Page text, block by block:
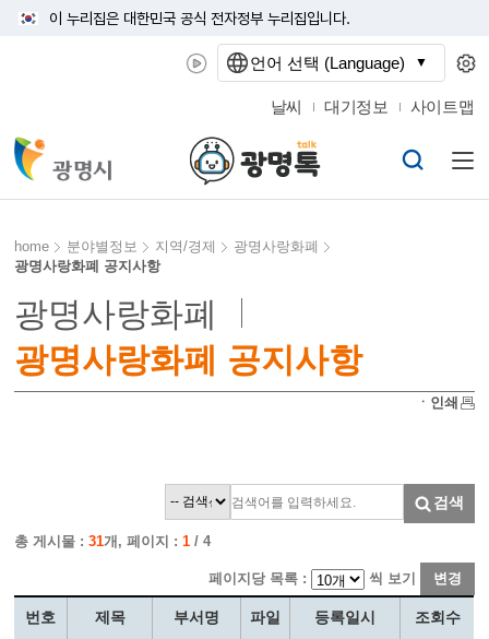
이 누리집은 대한민국 공식 전자정부 누리집입니다.
날씨 대기정보 사이트맵
home 분야별정보 지역/경제
광명사랑화폐
광명사랑화폐 공지사항
광명사랑화폐
광명사랑화폐 공지사항
ㆍ인쇄
검색
총 게시물 :31개, 페이지 :1 / 4
페이지당 목록 : 씩 보기 변경
번호 제목 부서명 파일 등록일시 조회수
언어 선택 (Language)